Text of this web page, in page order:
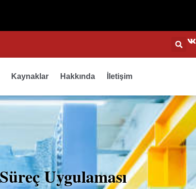
Kaynaklar Hakkında İletişim
Uygulaması